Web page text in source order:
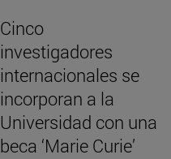
Cinco
investigadores
internacionales se
incorporan a la
Universidad con una
beca ‘Marie Curie’